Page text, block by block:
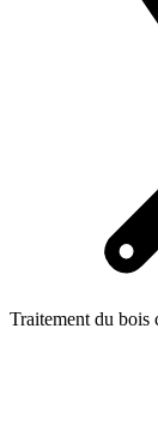
Traitement du bois